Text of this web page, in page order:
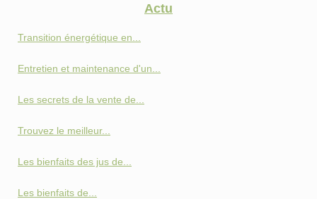
Actu
Transition énergétique en...
Entretien et maintenance d'un...
Les secrets de la vente de...
Trouvez le meilleur...
Les bienfaits des jus de...
Les bienfaits de...